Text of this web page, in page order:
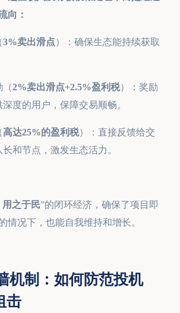
向：
3%卖出滑点）：确保生态能持续获取
（2%卖出滑点+2.5%盈利税）：奖励
度的用户，保障交易顺畅。
高达25%的盈利税）：直接反馈给交
和节点，激发生态活力。
之于民”的闭环经济，确保了项目即
情况下，也能自我维持和增长。
机制：如何防范投机
击